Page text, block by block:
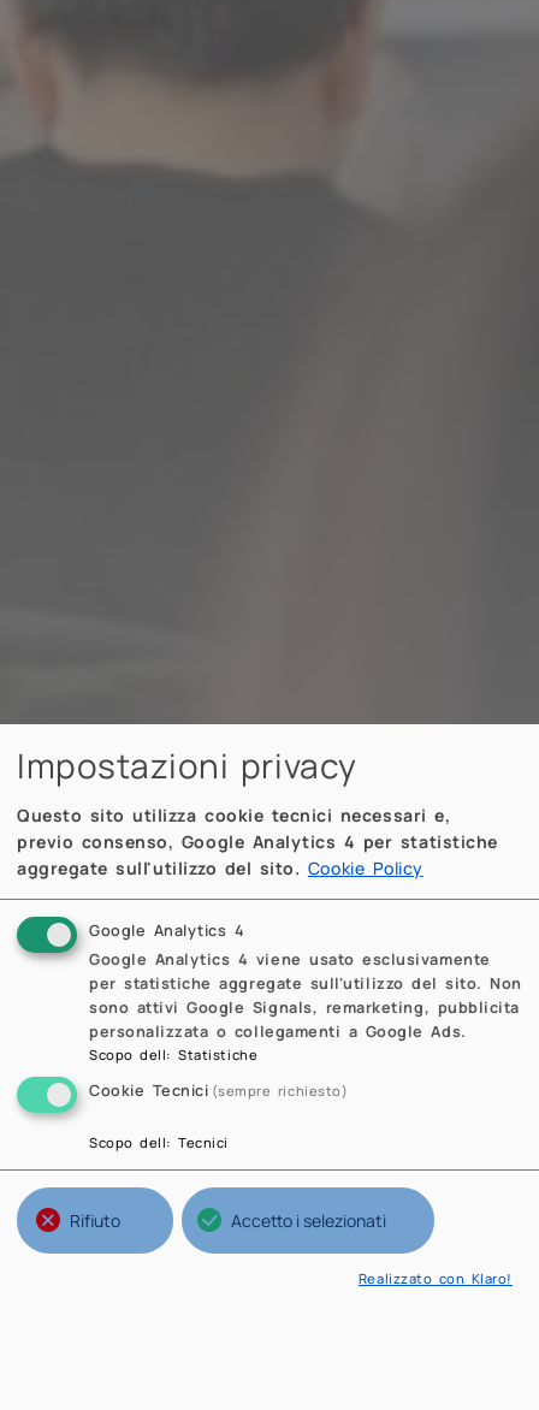
Impostazioni privacy
Questo sito utilizza cookie tecnici necessari e,
previo consenso, Google Analytics 4 per statistiche
aggregate sull'utilizzo del sito. Cookie Policy
Google Analytics 4
Google Analytics 4 viene usato esclusivamente
per statistiche aggregate sull'utilizzo del sito. Non
sono attivi Google Signals, remarketing, pubblicita
personalizzata o collegamenti a Google Ads.
Scopo dell:Statistiche
Cookie Tecnici (sempre richiesto)
Scopo dell:Tecnici
Rifiuto Accetto i selezionati
Realizzato con Klaro!